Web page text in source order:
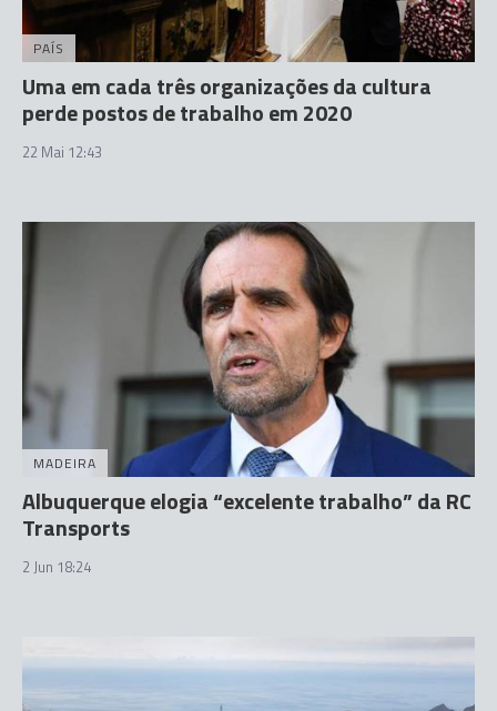
PAÍS
Uma em cada três organizações da cultura
perde postos de trabalho em 2020
22 Mai 12:43
MADEIRA
Albuquerque elogia “excelente trabalho” da RC
Transports
2 Jun 18:24